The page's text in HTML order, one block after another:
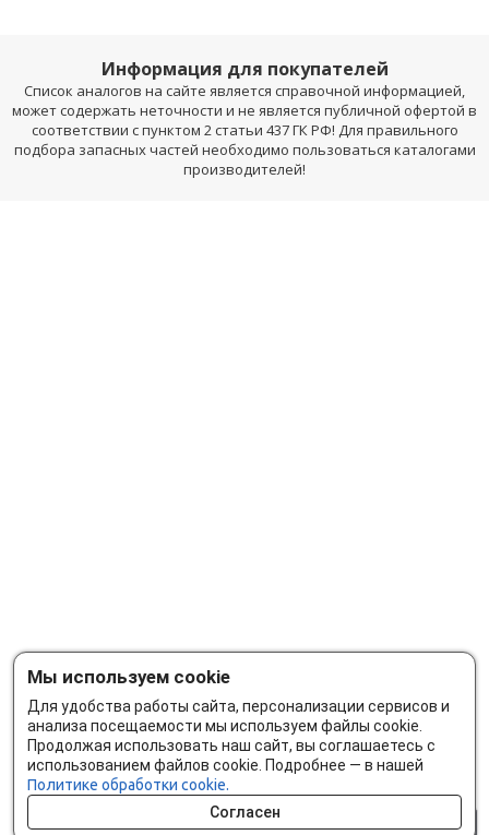
Информация для покупателей
Список аналогов на сайте является справочной информацией,
может содержать неточности и не является публичной офертой в
соответствии с пунктом 2 статьи 437 ГК РФ! Для правильного
подбора запасных частей необходимо пользоваться каталогами
производителей!
Мы используем cookie
Для удобства работы сайта, персонализации сервисов и
анализа посещаемости мы используем файлы cookie.
Продолжая использовать наш сайт, вы соглашаетесь с
использованием файлов cookie. Подробнее — в нашей
Политике обработки cookie.
Согласен